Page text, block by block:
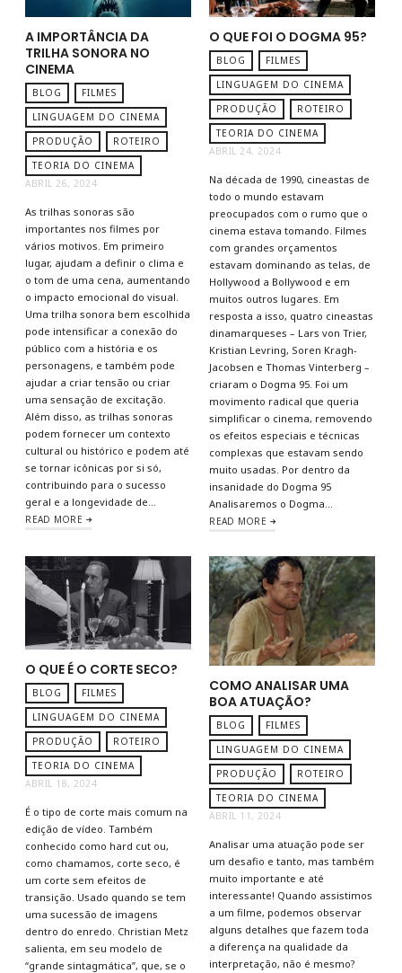
A IMPORTÂNCIA DA
TRILHA SONORA NO
CINEMA
BLOG
FILMES
LINGUAGEM DO CINEMA
PRODUÇÃO
ROTEIRO
TEORIA DO CINEMA
ABRIL 26, 2024
As trilhas sonoras são
importantes nos filmes por
vários motivos. Em primeiro
lugar, ajudam a definir o clima e
o tom de uma cena, aumentando
o impacto emocional do visual.
Uma trilha sonora bem escolhida
pode intensificar a conexão do
público com a história e os
personagens, e também pode
ajudar a criar tensão ou criar
uma sensação de excitação.
Além disso, as trilhas sonoras
podem fornecer um contexto
cultural ou histórico e podem até
se tornar icônicas por si só,
contribuindo para o sucesso
geral e a longevidade de…
READ MORE
O QUE FOI O DOGMA 95?
BLOG
FILMES
LINGUAGEM DO CINEMA
PRODUÇÃO
ROTEIRO
TEORIA DO CINEMA
ABRIL 24, 2024
Na década de 1990, cineastas de
todo o mundo estavam
preocupados com o rumo que o
cinema estava tomando. Filmes
com grandes orçamentos
estavam dominando as telas, de
Hollywood a Bollywood e em
muitos outros lugares. Em
resposta a isso, quatro cineastas
dinamarqueses – Lars von Trier,
Kristian Levring, Soren Kragh-
Jacobsen e Thomas Vinterberg –
criaram o Dogma 95. Foi um
movimento radical que queria
simplificar o cinema, removendo
os efeitos especiais e técnicas
complexas que estavam sendo
muito usadas. Por dentro da
insanidade do Dogma 95
Analisaremos o Dogma…
READ MORE
O QUE É O CORTE SECO?
BLOG
FILMES
LINGUAGEM DO CINEMA
PRODUÇÃO
ROTEIRO
TEORIA DO CINEMA
ABRIL 18, 2024
É o tipo de corte mais comum na
edição de vídeo. Também
conhecido como hard cut ou,
como chamamos, corte seco, é
um corte sem efeitos de
transição. Usado quando se tem
uma sucessão de imagens
dentro do enredo. Christian Metz
salienta, em seu modelo de
“grande sintagmática”, que, se o
COMO ANALISAR UMA
BOA ATUAÇÃO?
BLOG
FILMES
LINGUAGEM DO CINEMA
PRODUÇÃO
ROTEIRO
TEORIA DO CINEMA
ABRIL 11, 2024
Analisar uma atuação pode ser
um desafio e tanto, mas também
muito importante e até
interessante! Quando assistimos
a um filme, podemos observar
alguns detalhes que fazem toda
a diferença na qualidade da
interpretação, não é mesmo?